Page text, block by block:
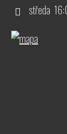
středa